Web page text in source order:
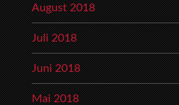
August 2018
Juli 2018
Juni 2018
Mai 2018